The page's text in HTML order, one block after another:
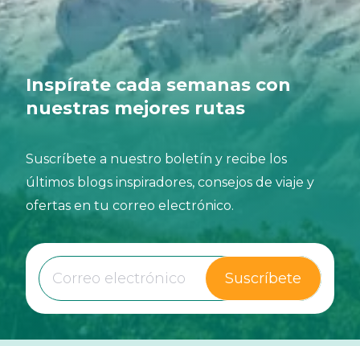
Inspírate cada semanas con
nuestras mejores rutas
Suscríbete a nuestro boletín y recibe los
últimos blogs inspiradores, consejos de viaje y
ofertas en tu correo electrónico.
Suscríbete